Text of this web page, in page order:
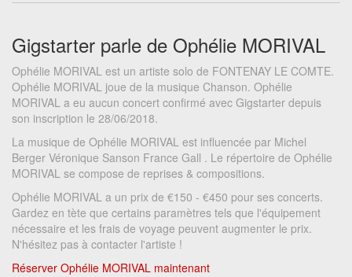
Gigstarter parle de Ophélie MORIVAL
Ophélie MORIVAL est un artiste solo de FONTENAY LE COMTE.
Ophélie MORIVAL joue de la musique Chanson. Ophélie
MORIVAL a eu aucun concert confirmé avec Gigstarter depuis
son inscription le 28/06/2018.
La musique de Ophélie MORIVAL est influencée par Michel
Berger Véronique Sanson France Gall . Le répertoire de Ophélie
MORIVAL se compose de reprises & compositions.
Ophélie MORIVAL a un prix de €150 - €450 pour ses concerts.
Gardez en tète que certains paramètres tels que l'équipement
nécessaire et les frais de voyage peuvent augmenter le prix.
N'hésitez pas à contacter l'artiste !
Réserver Ophélie MORIVAL maintenant